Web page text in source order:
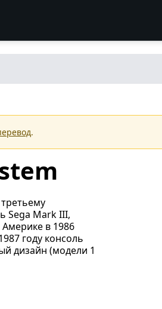
.
Sega Mark III,
в 1986
году консоль
дизайн (модели 1